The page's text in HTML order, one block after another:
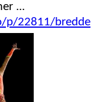
...
p/22811/bredde